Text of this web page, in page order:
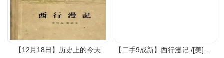
【12月18日】历史上的今天